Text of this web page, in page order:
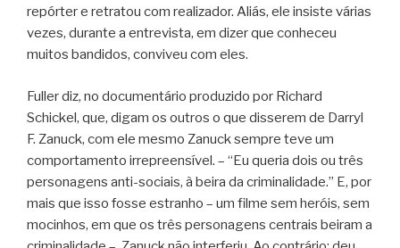
repórter e retratou com realizador. Aliás, ele insiste várias
vezes, durante a entrevista, em dizer que conheceu
muitos bandidos, conviveu com eles.
Fuller diz, no documentário produzido por Richard
Schickel, que, digam os outros o que disserem de Darryl
F. Zanuck, com ele mesmo Zanuck sempre teve um
comportamento irrepreensível. – “Eu queria dois ou três
personagens anti-sociais, à beira da criminalidade.” E, por
mais que isso fosse estranho – um filme sem heróis, sem
mocinhos, em que os três personagens centrais beiram a